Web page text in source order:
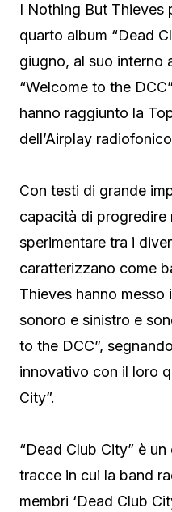
I Nothing But Thieves
quarto album “Dead
giugno, al suo interno
“Welcome to the
hanno raggiunto la
dell’Airplay
Con testi di grande
capacità di progredire
sperimentare tra i
caratterizzano come
Thieves hanno messo
sonoro e sinistro e
to the DCC”,
innovativo con il loro
City”.
“Dead Club City” è
tracce in cui la band
membri ‘Dead Club